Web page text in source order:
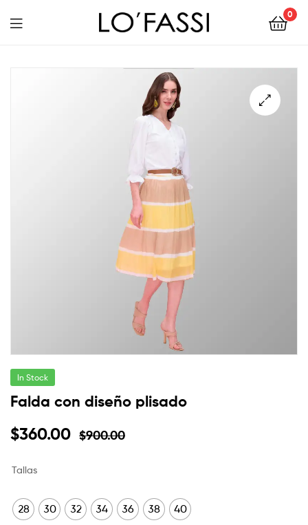
0
In Stock
Falda con diseño plisado
$900.00
$360.00
Tallas
28 30 32 34 36 38 40